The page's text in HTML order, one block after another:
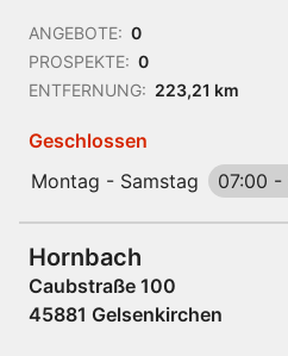
ANGEBOTE: 0
PROSPEKTE: 0
ENTFERNUNG: 223,21 km
Geschlossen
Montag - Samstag
07:00 -
Hornbach
Caubstraße 100
45881 Gelsenkirchen